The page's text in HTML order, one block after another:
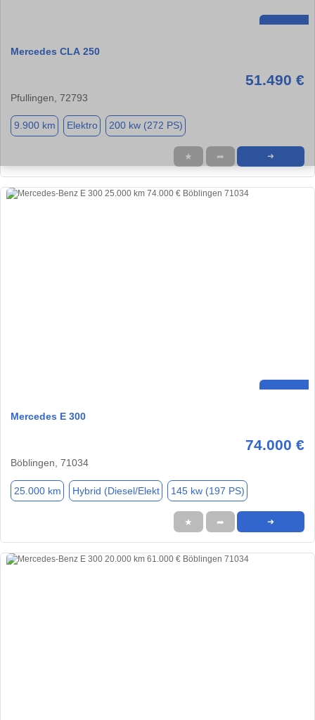
Mercedes CLA 250
51.490 €
Pfullingen, 72793
9.900 km Elektro 200 kw (272 PS)
★ ➦ ➜
Mercedes E 300
74.000 €
Böblingen, 71034
25.000 km Hybrid (Diesel/Elekt 145 kw (197 PS)
★ ➦ ➜